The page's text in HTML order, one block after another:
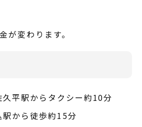
が変わります。
平駅からタクシー約10分
から徒歩約15分